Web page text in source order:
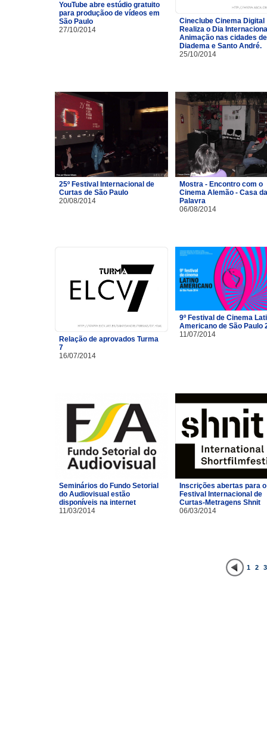
YouTube abre estúdio gratuito
para produçãoo de vídeos em
São Paulo
27/10/2014
Cineclube Cinema Digital
Realiza o Dia
Animação nas cidades de
Diadema e Santo André.
25/10/2014
25º Festival Internacional de
Curtas de São Paulo
20/08/2014
Mostra - Encontro com o
Cinema Alemão - Casa da
Palavra
06/08/2014
Relação de aprovados Turma
7
16/07/2014
9º Festival de Cinema
Americano de São Paulo
11/07/2014
Seminários do Fundo Setorial
do Audiovisual estão
disponíveis na internet
11/03/2014
Inscrições abertas para o
Festival Internacional de
Curtas-Metragens Shnit
06/03/2014
1 2 3